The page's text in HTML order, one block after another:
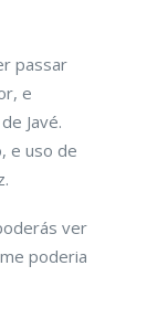
passar
e
Javé.
e uso de
ver
poderia